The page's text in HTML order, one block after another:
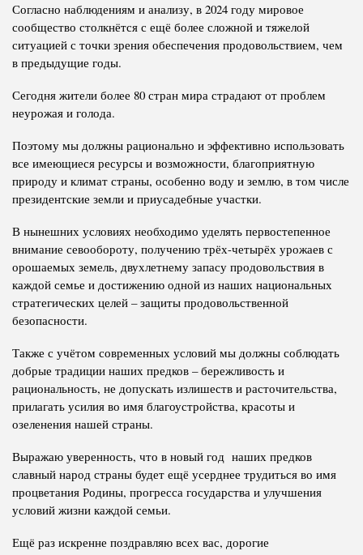
Согласно наблюдениям и анализу, в 2024 году мировое
сообщество столкнётся с ещё более сложной и тяжелой
ситуацией с точки зрения обеспечения продовольствием, чем
в предыдущие годы.
Сегодня жители более 80 стран мира страдают от проблем
неурожая и голода.
Поэтому мы должны рационально и эффективно использовать
все имеющиеся ресурсы и возможности, благоприятную
природу и климат страны, особенно воду и землю, в том числе
президентские земли и приусадебные участки.
В нынешних условиях необходимо уделять первостепенное
внимание севообороту, получению трёх-четырёх урожаев с
орошаемых земель, двухлетнему запасу продовольствия в
каждой семье и достижению одной из наших национальных
стратегических целей – защиты продовольственной
безопасности.
Также с учётом современных условий мы должны соблюдать
добрые традиции наших предков – бережливость и
рациональность, не допускать излишеств и расточительства,
прилагать усилия во имя благоустройства, красоты и
озеленения нашей страны.
Выражаю уверенность, что в новый год наших предков
славный народ страны будет ещё усерднее трудиться во имя
процветания Родины, прогресса государства и улучшения
условий жизни каждой семьи.
Ещё раз искренне поздравляю всех вас, дорогие